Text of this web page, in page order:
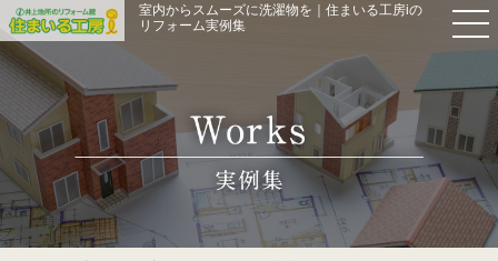
室内からスムーズに洗濯物を｜住まいる工房iの
リフォーム実例集